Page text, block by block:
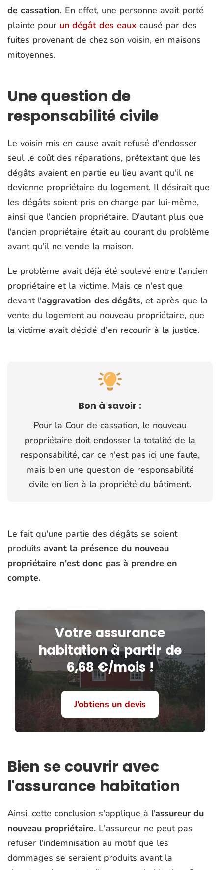
de cassation. En effet, une personne avait porté
plainte pour un dégât des eaux causé par des
fuites provenant de chez son voisin, en maisons
mitoyennes.
Une question de
responsabilité civile
Le voisin mis en cause avait refusé d'endosser
seul le coût des réparations, prétextant que les
dégâts avaient en partie eu lieu avant qu'il ne
devienne propriétaire du logement. Il désirait que
les dégâts soient pris en charge par lui-même,
ainsi que l'ancien propriétaire. D'autant plus que
l'ancien propriétaire était au courant du problème
avant qu'il ne vende la maison.
Le problème avait déjà été soulevé entre l'ancien
propriétaire et la victime. Mais ce n'est que
devant l'aggravation des dégâts, et après que la
vente du logement au nouveau propriétaire, que
la victime avait décidé d'en recourir à la justice.
Bon à savoir :
Pour la Cour de cassation, le nouveau
propriétaire doit endosser la totalité de la
responsabilité, car ce n'est pas ici une faute,
mais bien une question de responsabilité
civile en lien à la propriété du bâtiment.
Le fait qu'une partie des dégâts se soient
produits avant la présence du nouveau
propriétaire n'est donc pas à prendre en
compte.
Votre assurance
habitation à partir de
6,68 €/mois !
J'obtiens un devis
Bien se couvrir avec
l'assurance habitation
Ainsi, cette conclusion s'applique à l'assureur du
nouveau propriétaire. L'assureur ne peut pas
refuser l'indemnisation au motif que les
dommages se seraient produits avant la